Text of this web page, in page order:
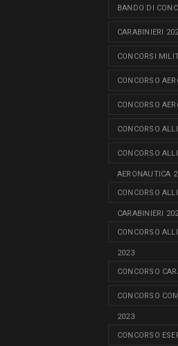
BANDO DI
CARABINIERI
CONCORSI
CONCORSO
CONCORSO
CONCORSO
CONCORSO
AERONAUTICA
CONCORSO
CARABINIERI
CONCORSO
2023
CONCORSO
CONCORSO
2023
CONCORSO